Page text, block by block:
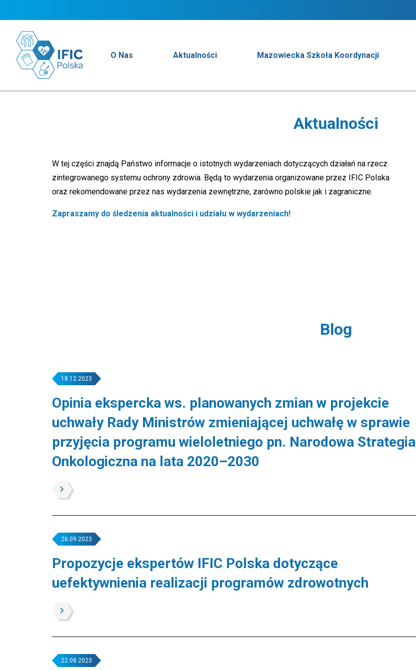
O Nas Aktualności Mazowiecka Szkoła Koordynacji
Aktualności
W tej części znajdą Państwo informacje o istotnych wydarzeniach dotyczących działań na rzecz
zintegrowanego systemu ochrony zdrowia. Będą to wydarzenia organizowane przez IFIC Polska
oraz rekomendowane przez nas wydarzenia zewnętrzne, zarówno polskie jak i zagraniczne.
Zapraszamy do śledzenia aktualności i udziału w wydarzeniach!
Blog
18.12.2023
Opinia ekspercka ws. planowanych zmian w projekcie
uchwały Rady Ministrów zmieniającej uchwałę w sprawie
przyjęcia programu wieloletniego pn. Narodowa Strategia
Onkologiczna na lata 2020–2030
26.09.2023
Propozycje ekspertów IFIC Polska dotyczące
uefektywnienia realizacji programów zdrowotnych
22.08.2023